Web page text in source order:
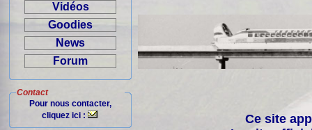
Vidéos
Goodies
News
Forum
Contact
Pour nous contacter,
cliquez ici :
Ce site